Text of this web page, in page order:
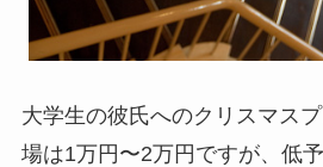
大学生の彼氏へのクリスマス
場は1万円〜2万円ですが、低